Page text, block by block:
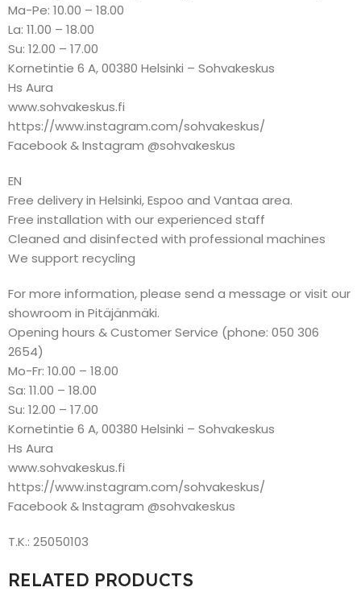
Ma-Pe: 10.00 – 18.00
La: 11.00 – 18.00
Su: 12.00 – 17.00
Kornetintie 6 A, 00380 Helsinki – Sohvakeskus
Hs Aura
www.sohvakeskus.fi
https://www.instagram.com/sohvakeskus/
Facebook & Instagram @sohvakeskus
EN
Free delivery in Helsinki, Espoo and Vantaa area.
Free installation with our experienced staff
Cleaned and disinfected with professional machines
We support recycling
For more information, please send a message or visit our
showroom in Pitäjänmäki.
Opening hours & Customer Service (phone: 050 306
2654)
Mo-Fr: 10.00 – 18.00
Sa: 11.00 – 18.00
Su: 12.00 – 17.00
Kornetintie 6 A, 00380 Helsinki – Sohvakeskus
Hs Aura
www.sohvakeskus.fi
https://www.instagram.com/sohvakeskus/
Facebook & Instagram @sohvakeskus
T.K.: 25050103
RELATED PRODUCTS